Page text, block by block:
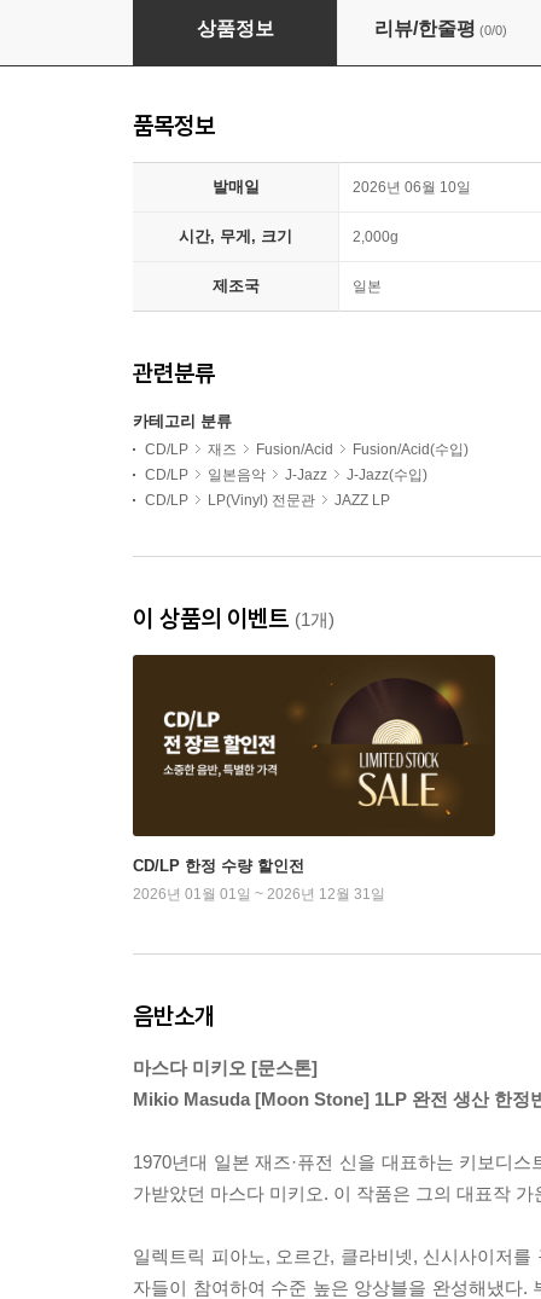
Mikio Masuda (마스다 미키오) - Moon Stone
상품정보 리뷰/한줄평 (0/0)
품목정보
발매일 2026년 06월 10일
시간, 무게, 크기 2,000g
제조국 일본
관련분류
카테고리 분류
CD/LP 재즈 Fusion/Acid
Fusion/Acid(수입)
CD/LP
일본음악 J-Jazz
J-Jazz(수입)
CD/LP
LP(Vinyl) 전문관 JAZZ LP
이 상품의 이벤트 (1개)
CD/LP 한정 수량 할인전
2026년 01월 01일 ~ 2026년 12월 31일
음반소개
마스다 미키오 [문스톤]
Mikio Masuda [Moon Stone] 1LP 완전 생산 한정
1970년대 일본 재즈·퓨전 신을 대표하는 키보디
가받았던 마스다 미키오. 이 작품은 그의 대표작
일렉트릭 피아노, 오르간, 클라비넷, 신시사이저
자들이 참여하여 수준 높은 앙상블을 완성해냈다